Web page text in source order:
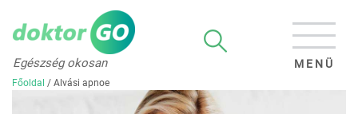
Egészség okosan MENÜ
Főoldal / Alvási apnoe